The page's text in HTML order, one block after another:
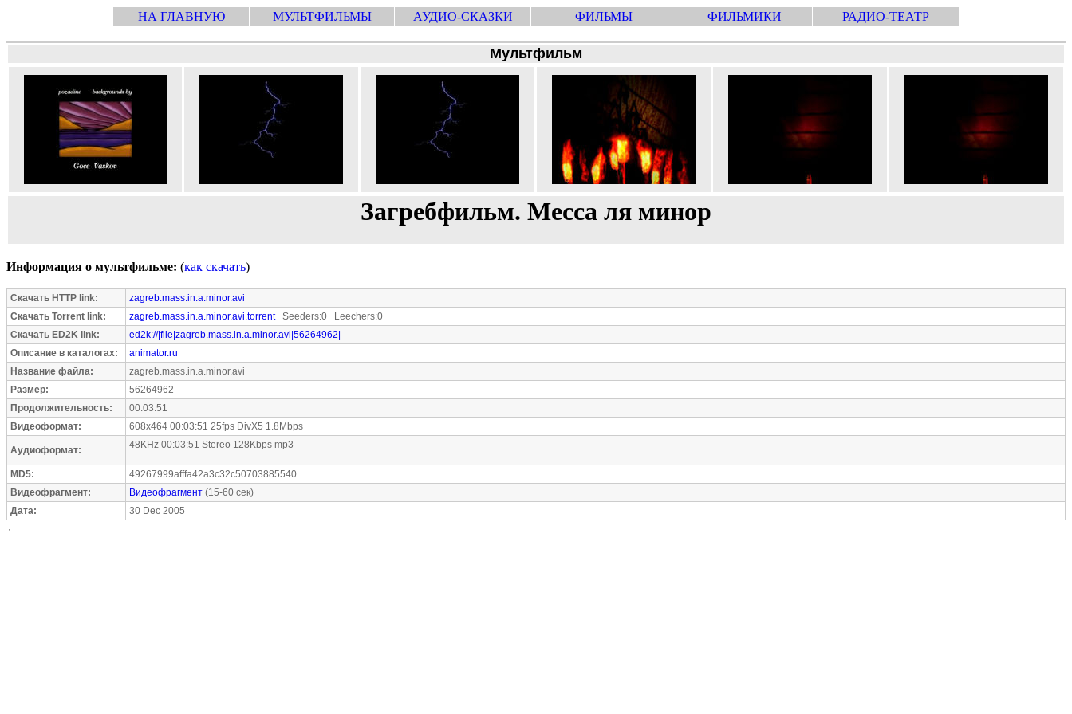
НА ГЛАВНУЮ МУЛЬТФИЛЬМЫ АУДИО-СКАЗКИ ФИЛЬМЫ ФИЛЬМИКИ РАДИО-ТЕАТР
Мультфильм
Загребфильм. Месса ля минор
Информация о мультфильме: (как скачать)
Скачать HTTP link:
zagreb.mass.in.a.minor.avi
Скачать Torrent link:
zagreb.mass.in.a.minor.avi.torrentSeeders:0 Leechers:0
Скачать ED2K link:
ed2k://|file|zagreb.mass.in.a.minor.avi|56264962|
Описание в каталогах:
animator.ru
Название файла:
zagreb.mass.in.a.minor.avi
Размер:
56264962
Продолжительность:
00:03:51
Видеоформат:
608x464 00:03:51 25fps DivX5 1.8Mbps
Аудиоформат: 48KHz 00:03:51 Stereo 128Kbps mp3
MD5:
49267999afffa42a3c32c50703885540
Видеофрагмент:
Видеофрагмент (15-60 сек)
Дата:
30 Dec 2005